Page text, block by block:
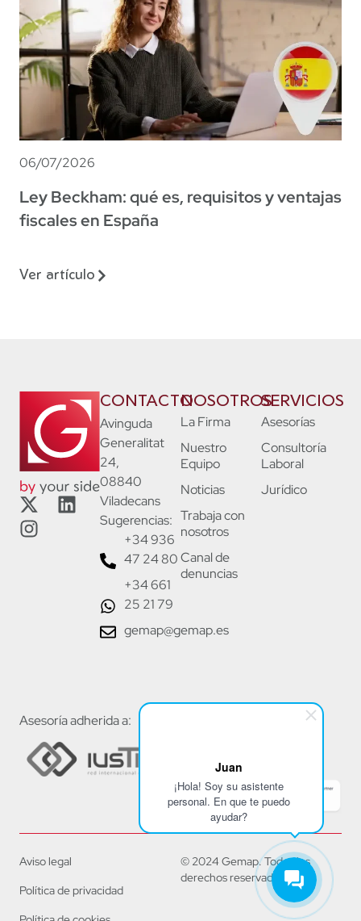
Juan
¡Hola! Soy su asistente
personal. En que te puedo
ayudar?
06/07/2026
Ley Beckham: qué es, requisitos y ventajas
fiscales en España
Ver artículo
NOSOTROS
La Firma
Nuestro
Equipo
Noticias
Trabaja con
nosotros
Canal de
denuncias
SERVICIOS
Asesorías
Consultoría
Laboral
Jurídico
CONTACTO
Avinguda
Generalitat
24,
08840
Viladecans
Sugerencias:
+34 936
47 24 80
+34 661
25 21 79
gemap@gemap.es
Asesoría adherida a:
© 2024 Gemap. Todos los
derechos reservados.
Aviso legal
Política de privacidad